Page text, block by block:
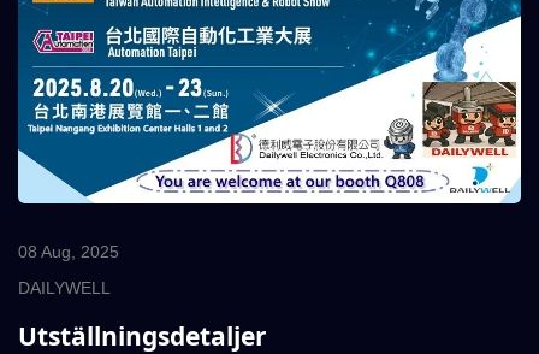
08 Aug, 2025
DAILYWELL
Utställningsdetaljer